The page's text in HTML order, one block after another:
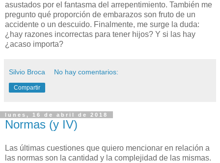
asustados por el fantasma del arrepentimiento. También me
pregunto qué proporción de embarazos son fruto de un
accidente o un descuido. Finalmente, me surge la duda:
¿hay razones incorrectas para tener hijos? Y si las hay
¿acaso importa?
Silvio Broca No hay comentarios:
Compartir
lunes, 16 de abril de 2018
Normas (y IV)
Las últimas cuestiones que quiero mencionar en relación a
las normas son la cantidad y la complejidad de las mismas.